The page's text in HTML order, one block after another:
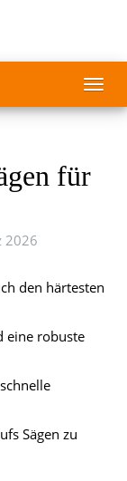
für
2026
den härtesten
eine robuste
Sägen zu